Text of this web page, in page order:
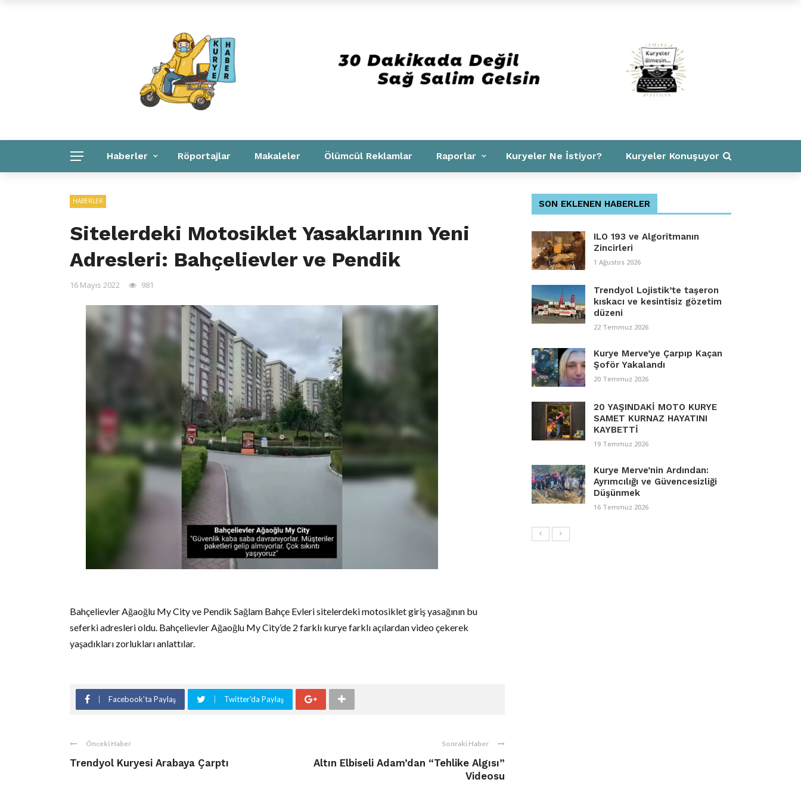
Haberler Röportajlar Makaleler Ölümcül Reklamlar Raporlar Kuryeler Ne İstiyor? Kuryeler Konuşuyor
HABERLER
Sitelerdeki Motosiklet Yasaklarının Yeni
Adresleri: Bahçelievler ve Pendik
16 Mayıs 2022 981
Bahçelievler Ağaoğlu My City ve Pendik Sağlam Bahçe Evleri sitelerdeki motosiklet giriş yasağının bu
seferki adresleri oldu. Bahçelievler Ağaoğlu My City’de 2 farklı kurye farklı açılardan video çekerek
yaşadıkları zorlukları anlattılar.
Facebook'ta Paylaş Twitter'da Paylaş
Önceki Haber
Trendyol Kuryesi Arabaya Çarptı
Sonraki Haber
Altın Elbiseli Adam’dan “Tehlike Algısı”
Videosu
SON EKLENEN HABERLER
ILO 193 ve Algoritmanın
Zincirleri
1 Ağustos 2026
Trendyol Lojistik’te taşeron
kıskacı ve kesintisiz gözetim
düzeni
22 Temmuz 2026
Kurye Merve’ye Çarpıp Kaçan
Şoför Yakalandı
20 Temmuz 2026
20 YAŞINDAKİ MOTO KURYE
SAMET KURNAZ HAYATINI
KAYBETTİ
19 Temmuz 2026
Kurye Merve’nin Ardından:
Ayrımcılığı ve Güvencesizliği
Düşünmek
16 Temmuz 2026